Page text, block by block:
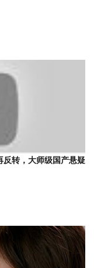
反转，大师级国产悬疑